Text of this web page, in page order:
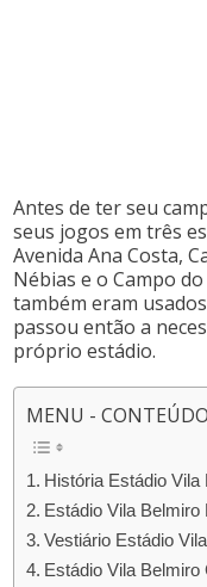
Antes de ter seu
seus jogos em três
Avenida Ana Costa,
Nébias e o Campo
também eram
passou então a
próprio estádio.
MENU -
História Estádio Vila
Estádio Vila Belmiro
Vestiário Estádio
Estádio Vila Belmiro